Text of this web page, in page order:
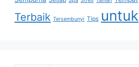
Terbaik Tersembunyi Tips untuk